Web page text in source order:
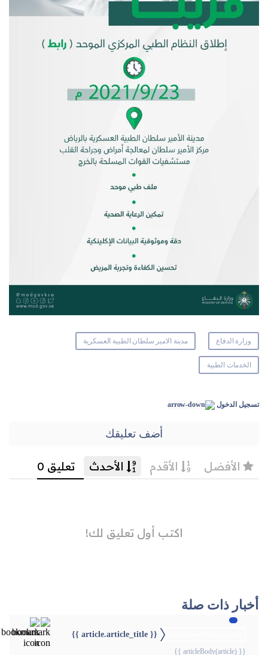
وزارة الدفاع مدينة الامير سلطان الطبية العسكرية
الخدمات الطبية
تسجيل الدخول
أضف تعليقك
أخبار ذات صلة
{{ article.article_title }}
{{ articleBody(article) }}